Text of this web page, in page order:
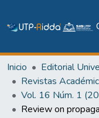
Inicio
Revistas